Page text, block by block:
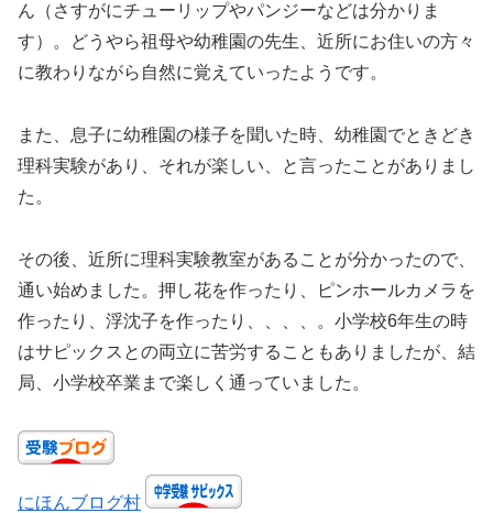
ん（さすがにチューリップやパンジーなどは分かりま
す）。どうやら祖母や幼稚園の先生、近所にお住いの方々
に教わりながら自然に覚えていったようです。
また、息子に幼稚園の様子を聞いた時、幼稚園でときどき
理科実験があり、それが楽しい、と言ったことがありまし
た。
その後、近所に理科実験教室があることが分かったので、
通い始めました。押し花を作ったり、ピンホールカメラを
作ったり、浮沈子を作ったり、、、、。小学校6年生の時
はサピックスとの両立に苦労することもありましたが、結
局、小学校卒業まで楽しく通っていました。
にほんブログ村